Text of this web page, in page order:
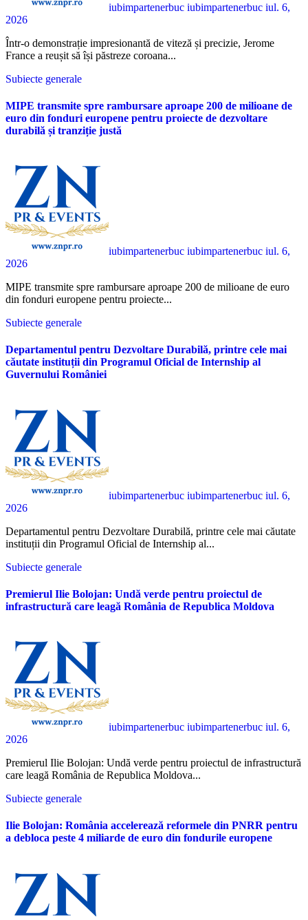
iubimpartenerbuc iubimpartenerbuc iul. 6,
2026
Într-o demonstrație impresionantă de viteză și precizie, Jerome
France a reușit să își păstreze coroana...
Subiecte generale
MIPE transmite spre rambursare aproape 200 de milioane de
euro din fonduri europene pentru proiecte de dezvoltare
durabilă și tranziție justă
iubimpartenerbuc iubimpartenerbuc iul. 6,
2026
MIPE transmite spre rambursare aproape 200 de milioane de euro
din fonduri europene pentru proiecte...
Subiecte generale
Departamentul pentru Dezvoltare Durabilă, printre cele mai
căutate instituții din Programul Oficial de Internship al
Guvernului României
iubimpartenerbuc iubimpartenerbuc iul. 6,
2026
Departamentul pentru Dezvoltare Durabilă, printre cele mai căutate
instituții din Programul Oficial de Internship al...
Subiecte generale
Premierul Ilie Bolojan: Undă verde pentru proiectul de
infrastructură care leagă România de Republica Moldova
iubimpartenerbuc iubimpartenerbuc iul. 6,
2026
Premierul Ilie Bolojan: Undă verde pentru proiectul de infrastructură
care leagă România de Republica Moldova...
Subiecte generale
Ilie Bolojan: România accelerează reformele din PNRR pentru
a debloca peste 4 miliarde de euro din fondurile europene